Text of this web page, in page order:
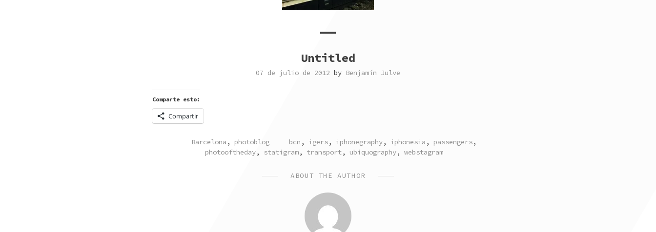
Untitled
07 de julio de 2012 by Benjamín Julve
Comparte esto:
Compartir
POSTED
Barcelona , photoblog TAGGED
bcn , igers, iphonegraphy, iphonesia , passengers,
photooftheday, statigram, transport, ubiquography, webstagram
ABOUT THE AUTHOR